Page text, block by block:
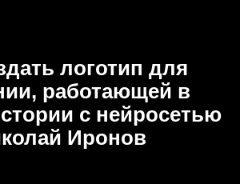
логотип для
работающей в
с нейросетью
Иронов